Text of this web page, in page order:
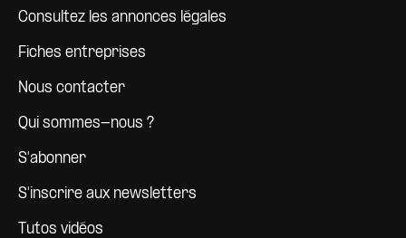
Consultez les annonces légales
Fiches entreprises
Nous contacter
Qui sommes-nous ?
S'abonner
S'inscrire aux newsletters
Tutos vidéos